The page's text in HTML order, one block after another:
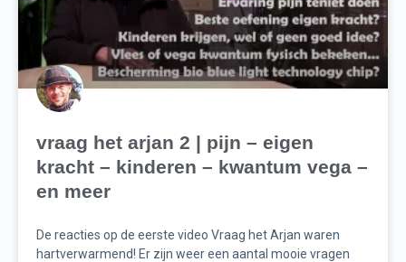
vraag het arjan 2 | pijn – eigen
kracht – kinderen – kwantum vega –
en meer
De reacties op de eerste video Vraag het Arjan waren
hartverwarmend! Er zijn weer een aantal mooie vragen